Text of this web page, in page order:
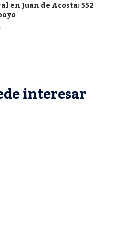
en Juan de Acosta: 552
interesar